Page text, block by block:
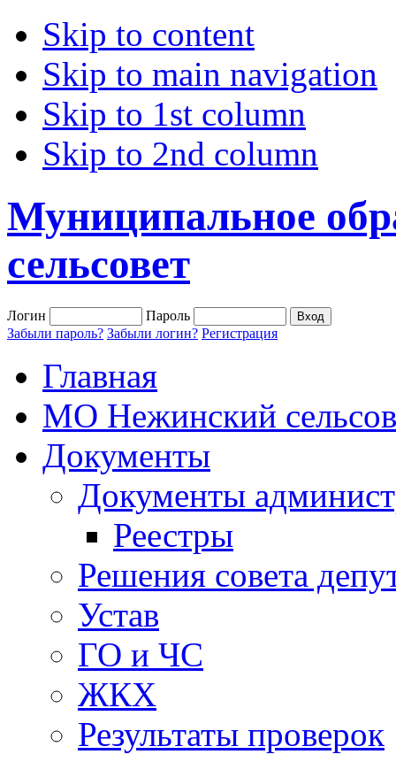
Skip to content
Skip to main navigation
Skip to 1st column
Skip to 2nd column
Муниципальное
сельсовет
Логин
Пароль
Забыли пароль? Забыли логин? Регистрация
Главная
МО Нежинский
Документы
Документы
Реестры
Решения совета
Устав
ГО и ЧС
ЖКХ
Результаты проверок